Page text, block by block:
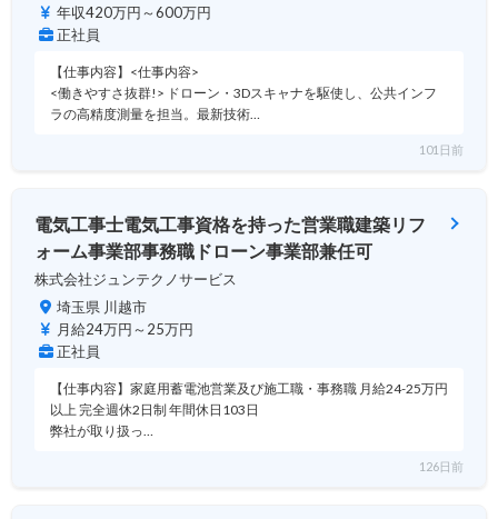
年収420万円～600万円
正社員
【仕事内容】<仕事内容>
<働きやすさ抜群!> ドローン・3Dスキャナを駆使し、公共インフ
ラの高精度測量を担当。最新技術…
101日前
電気工事士電気工事資格を持った営業職建築リフ
ォーム事業部事務職ドローン事業部兼任可
株式会社ジュンテクノサービス
埼玉県 川越市
月給24万円～25万円
正社員
【仕事内容】家庭用蓄電池営業及び施工職・事務職 月給24-25万円
以上 完全週休2日制 年間休日103日
弊社が取り扱っ…
126日前